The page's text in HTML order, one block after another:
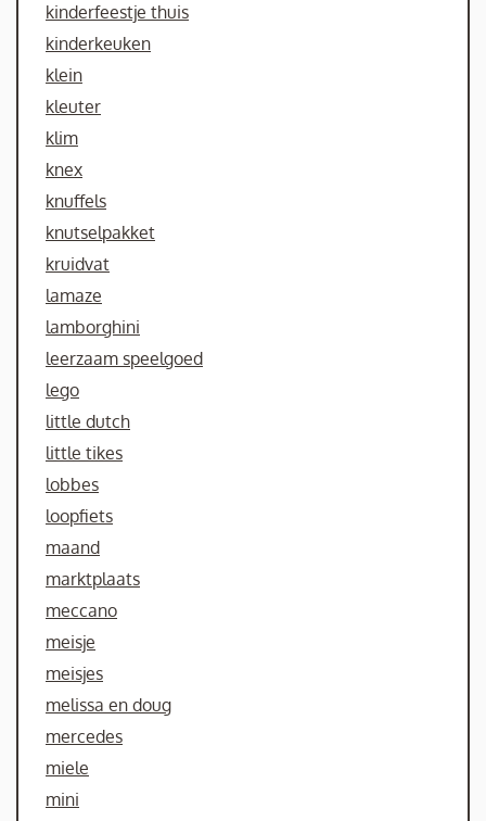
kinderfeestje thuis
kinderkeuken
klein
kleuter
klim
knex
knuffels
knutselpakket
kruidvat
lamaze
lamborghini
leerzaam speelgoed
lego
little dutch
little tikes
lobbes
loopfiets
maand
marktplaats
meccano
meisje
meisjes
melissa en doug
mercedes
miele
mini